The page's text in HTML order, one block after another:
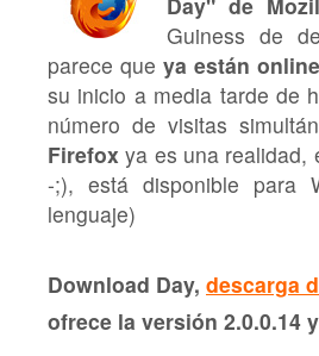
Guiness de
parece que ya están
su inicio a media tarde de
número de visitas
Firefox ya es una realidad,
-;), está disponible para
lenguaje)
Download Day, descarga
ofrece la versión 2.0.0.14